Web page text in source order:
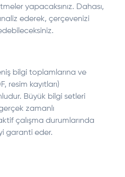
yapacaksınız. Dahası,
ederek, çerçevenizi
bilgi toplamlarına ve
resim kayıtları)
Büyük bilgi setleri
zamanlı
çalışma durumlarında
garanti eder.